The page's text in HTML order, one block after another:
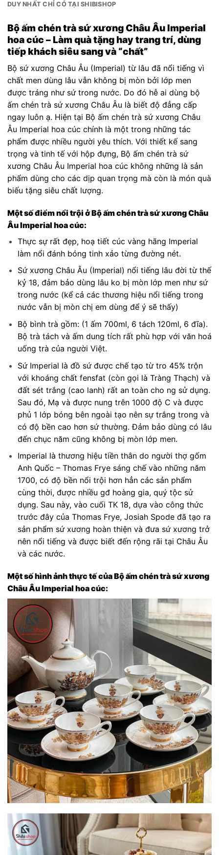
DUY NHẤT CHỈ CÓ TẠI SHIBISHOP
Bộ ấm chén trà sứ xương Châu Âu Imperial
hoa cúc – Làm quà tặng hay trang trí, dùng
tiếp khách siêu sang và “chất”
Bộ sứ xương Châu Âu (Imperial) từ lâu đã nổi tiếng vì
chất men dùng lâu vẫn không bị mòn bởi lớp men
được tráng như sứ trong nước. Do đó hễ ai dùng bộ
ấm chén trà sứ xương Châu Âu là biết độ đẳng cấp
ngay luôn ạ. Hiện tại Bộ ấm chén trà sứ xương Châu
Âu Imperial hoa cúc chính là một trong những tác
phẩm được nhiều người yêu thích. Với thiết kế sang
trọng và tinh tế với hộp đựng, Bộ ấm chén trà sứ
xương Châu Âu Imperial hoa cúc không những là sản
phẩm dùng cho các dịp quan trọng mà còn là món quà
biếu tặng siêu chất lượng.
Một số điểm nổi trội ở Bộ ấm chén trà sứ xương Châu
Âu Imperial hoa cúc:
Thực sự rất đẹp, hoạ tiết cúc vàng hãng Imperial
làm nổi đánh bóng tinh xảo từng đường nét.
Sứ xương Châu Âu (Imperial) nổi tiếng lâu đời từ thế
kỷ 18, đảm bảo dùng lâu ko bị mòn lớp men như sứ
trong nước (kể cả các thương hiệu nổi tiếng trong
nước vẫn bị mòn chị em dùng để ý sẽ thấy)
Bộ bình trà gồm: (1 ấm 700ml, 6 tách 120ml, 6 đĩa).
Bộ trà tách và ấm dung tích rất phù hợp với văn hoá
uống trà của người Việt.
Sứ Imperial là đồ sứ được chế tạo từ tro 45% trộn
với khoáng chất fensfat (còn gọi là Tràng Thạch) và
đất sét trắng (cao lanh) rất an toàn cho ng sử dụng.
Sau đó, Mạ và được nung trên 1000 độ C và được
phủ 1 lớp bóng bên ngoài tạo nên sự trắng trong và
có độ bền cao hơn sứ thường. Đảm bảo dùng có lâu
đến chục năm cũng không bị mòn lớp men.
Imperial là thương hiệu tiền thân do người thợ gốm
Anh Quốc – Thomas Frye sáng chế vào những năm
1700, có độ bền nổi trội hơn hẳn các sản phẩm
cùng thời, được nhiều gđ hoàng gia, quý tộc sử
dụng. Sau này, vào cuối TK 18, dựa vào công thức
trước đây của Thomas Frye, Josiah Spode đã tạo ra
sản phẩm sứ xương hoàn thiện và đưa sứ xương trở
nên nổi tiếng và được biết đến rộng rãi tại Châu Âu
và các nước.
Một số hình ảnh thực tế của Bộ ấm chén trà sứ xương
Châu Âu Imperial hoa cúc: